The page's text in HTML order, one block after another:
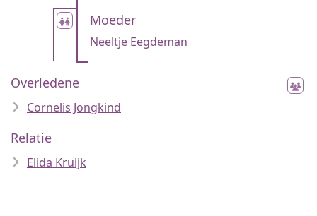
Moeder
Neeltje Eegdeman
Overledene
Cornelis Jongkind
Relatie
Elida Kruijk